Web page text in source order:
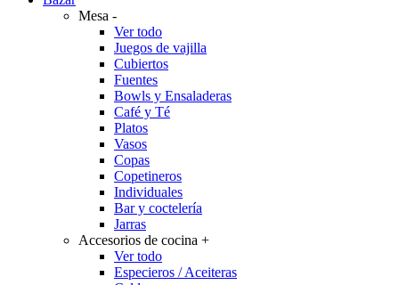
Mesa -
Ver todo
Juegos de vajilla
Cubiertos
Fuentes
Bowls y Ensaladeras
Café y Té
Platos
Vasos
Copas
Copetineros
Individuales
Bar y coctelería
Jarras
Accesorios de cocina +
Ver todo
Especieros / Aceiteras